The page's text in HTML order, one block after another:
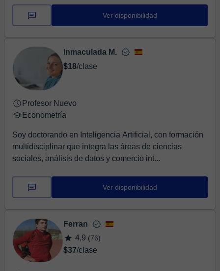
Ver disponibilidad
Inmaculada M.
$18/clase
Profesor Nuevo
Econometría
Soy doctorando en Inteligencia Artificial, con formación
multidisciplinar que integra las áreas de ciencias
sociales, análisis de datos y comercio int...
Ver disponibilidad
Ferran
4,9 (76)
$37/clase